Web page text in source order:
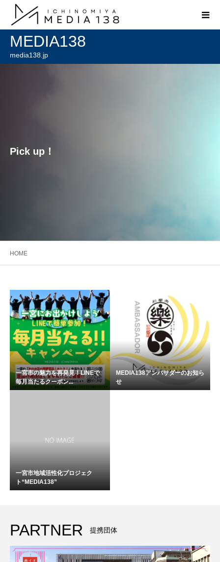
MEDIA138
media138.jp
Pick up！
HOME
一宮市の魅力を再発見！LINEで
毎月当たるクーポン...
MEDIA138アンバサダーのお知ら
せ
一宮市地域活性化プロジェク
ト“MEDIA138”
PARTNER 提携団体